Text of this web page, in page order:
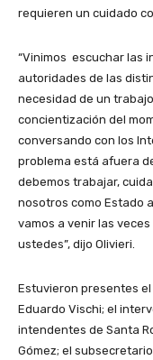
requieren un cuidado
“Vinimos escuchar las
autoridades de las
necesidad de un
concientización del
conversando con los
problema está afuera
debemos trabajar,
nosotros como Estado
vamos a venir las
ustedes”, dijo Olivieri.
Estuvieron presentes
Eduardo Vischi; el
intendentes de Santa
Gómez; el